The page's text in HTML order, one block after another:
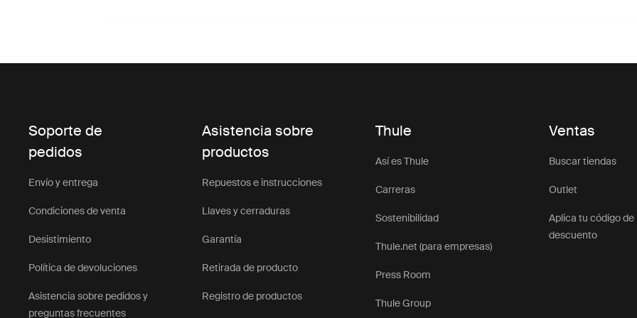
Soporte de
pedidos
Envío y entrega
Condiciones de venta
Desistimiento
Política de devoluciones
Asistencia sobre pedidos y
preguntas frecuentes
Asistencia sobre
productos
Repuestos e instrucciones
Llaves y cerraduras
Garantía
Retirada de producto
Registro de productos
Thule
Así es Thule
Carreras
Sostenibilidad
Thule.net (para empresas)
Press Room
Thule Group
Ventas
Buscar tiendas
Outlet
Aplica tu código de
descuento